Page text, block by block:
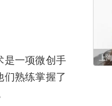
是一项微创手
熟练掌握了